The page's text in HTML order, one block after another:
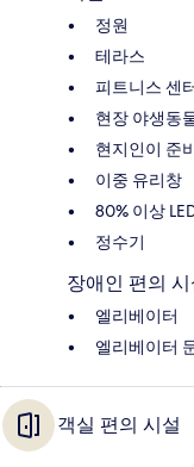
정원
테라스
피트니스 센
현장 야생동
현지인이 준
이중 유리창
80% 이상
정수기
장애인 편의
엘리베이터
엘리베이터
객실 편의 시설